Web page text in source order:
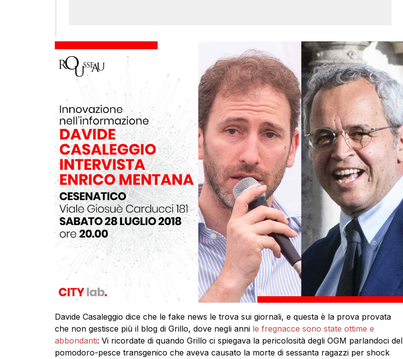
Davide Casaleggio dice che le fake news le trova sui giornali, e questa è la prova provata
che non gestisce più il blog di Grillo, dove negli anni le fregnacce sono state ottime e
abbondanti: Vi ricordate di quando Grillo ci spiegava la pericolosità degli OGM parlandoci del
pomodoro-pesce transgenico che aveva causato la morte di sessanta ragazzi per shock